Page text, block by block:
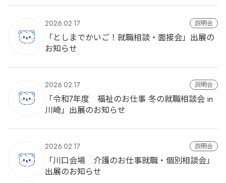
2026.02.17 説明会
「としまでかいご！就職相談・面接会」出展の
お知らせ
2026.02.17 説明会
「令和7年度 福祉のお仕事 冬の就職相談会 in
川崎」出展のお知らせ
2026.02.17 説明会
「川口会場 介護のお仕事就職・個別相談会」
出展のお知らせ